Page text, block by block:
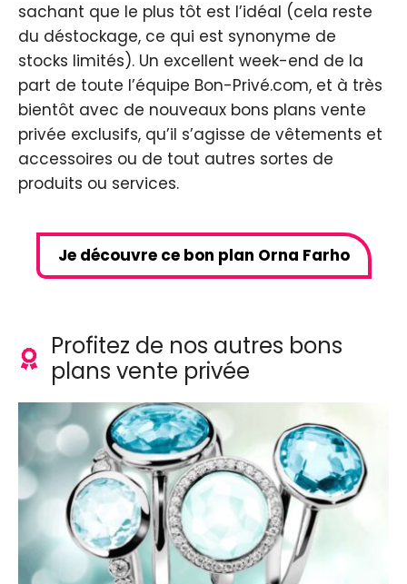
sachant que le plus tôt est l’idéal (cela reste
du déstockage, ce qui est synonyme de
stocks limités). Un excellent week-end de la
part de toute l’équipe Bon-Privé.com, et à très
bientôt avec de nouveaux bons plans vente
privée exclusifs, qu’il s’agisse de vêtements et
accessoires ou de tout autres sortes de
produits ou services.
Je découvre ce bon plan Orna Farho
Profitez de nos autres bons
plans vente privée